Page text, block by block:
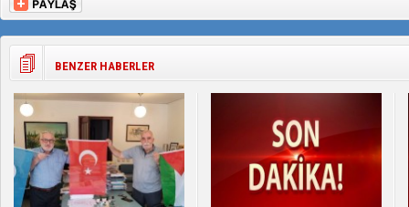
BENZER HABERLER